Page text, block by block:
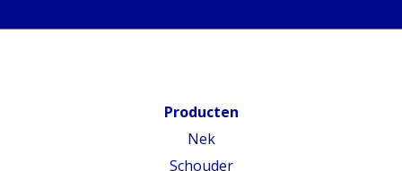
Producten
Nek
Schouder